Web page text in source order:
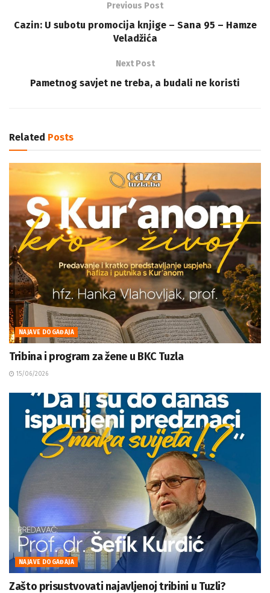
Previous Post
Cazin: U subotu promocija knjige – Sana 95 – Hamze
Veladžića
Next Post
Pametnog savjet ne treba, a budali ne koristi
Related Posts
NAJAVE DOGAĐAJA
Tribina i program za žene u BKC Tuzla
15/06/2026
NAJAVE DOGAĐAJA
Zašto prisustvovati najavljenoj tribini u Tuzli?